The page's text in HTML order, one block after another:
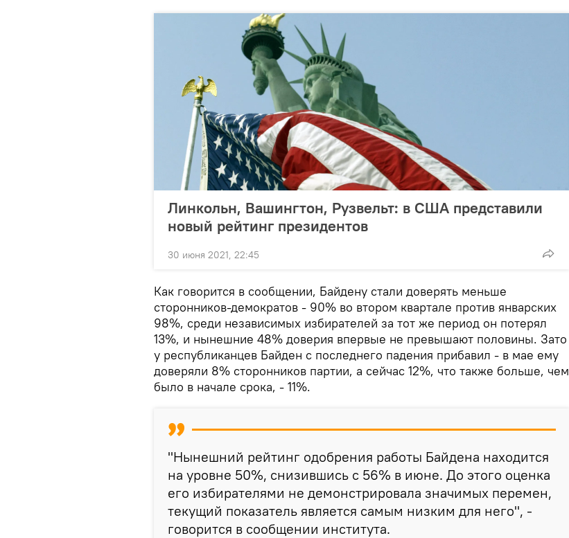
Линкольн, Вашингтон, Рузвельт: в США представили
новый рейтинг президентов
30 июня 2021, 22:45
Как говорится в сообщении, Байдену стали доверять меньше
сторонников-демократов - 90% во втором квартале против январских
98%, среди независимых избирателей за тот же период он потерял
13%, и нынешние 48% доверия впервые не превышают половины. Зато
у республиканцев Байден с последнего падения прибавил - в мае ему
доверяли 8% сторонников партии, а сейчас 12%, что также больше, чем
было в начале срока, - 11%.
"Нынешний рейтинг одобрения работы Байдена находится
на уровне 50%, снизившись с 56% в июне. До этого оценка
его избирателями не демонстрировала значимых перемен,
текущий показатель является самым низким для него", -
говорится в сообщении института.